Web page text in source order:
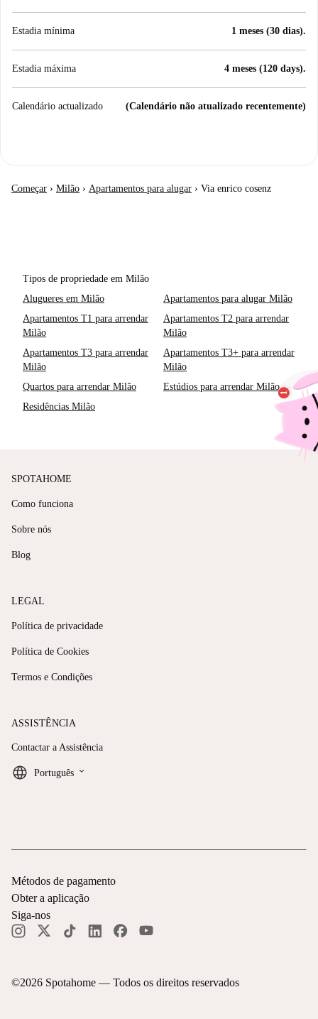
Estadia mínima 1 meses (30 dias).
Estadia máxima 4 meses (120 days).
Calendário actualizado (Calendário não atualizado recentemente)
Começar › Milão › Apartamentos para alugar › Via enrico cosenz
Tipos de propriedade em Milão
Alugueres em Milão
Apartamentos para alugar Milão
Apartamentos T1 para arrendar
Milão
Apartamentos T2 para arrendar
Milão
Apartamentos T3 para arrendar
Milão
Apartamentos T3+ para arrendar
Milão
Quartos para arrendar Milão
Estúdios para arrendar Milão
Residências Milão
SPOTAHOME
Como funciona
Sobre nós
Blog
LEGAL
Política de privacidade
Política de Cookies
Termos e Condições
ASSISTÊNCIA
Contactar a Assistência
Português keyboard_arrow_down
©2026 Spotahome — Todos os direitos reservados
Métodos de pagamento
Obter a aplicação
Siga-nos